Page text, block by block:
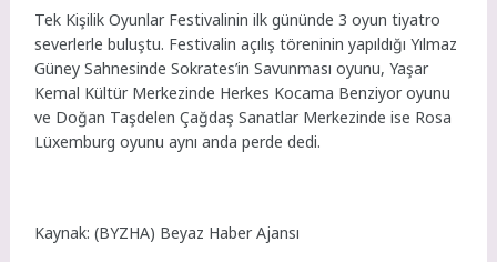
Tek Kişilik Oyunlar Festivalinin ilk gününde 3 oyun tiyatro
severlerle buluştu. Festivalin açılış töreninin yapıldığı Yılmaz
Güney Sahnesinde Sokrates’in Savunması oyunu, Yaşar
Kemal Kültür Merkezinde Herkes Kocama Benziyor oyunu
ve Doğan Taşdelen Çağdaş Sanatlar Merkezinde ise Rosa
Lüxemburg oyunu aynı anda perde dedi.
Kaynak: (BYZHA) Beyaz Haber Ajansı